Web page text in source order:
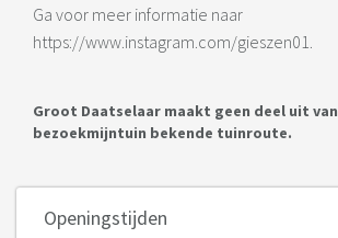
Ga voor meer informatie naar
https://www.instagram.com/gieszen01.
Groot Daatselaar maakt geen deel uit
bezoekmijntuin bekende tuinroute.
Openingstijden